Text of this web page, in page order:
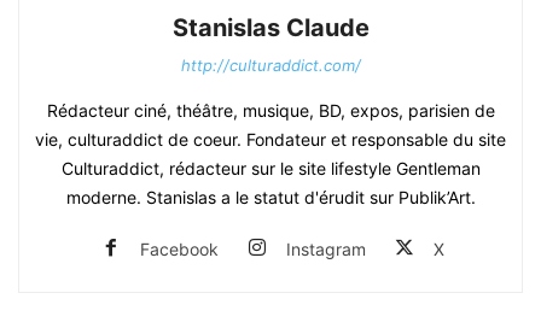
Stanislas Claude
http://culturaddict.com/
Rédacteur ciné, théâtre, musique, BD, expos, parisien de
vie, culturaddict de coeur. Fondateur et responsable du site
Culturaddict, rédacteur sur le site lifestyle Gentleman
moderne. Stanislas a le statut d'érudit sur Publik’Art.
Facebook Instagram X